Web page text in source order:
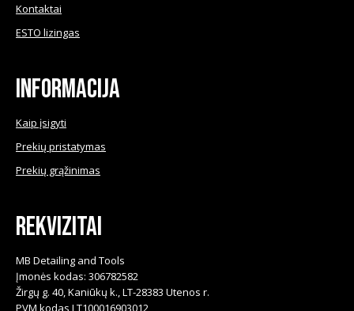
Kontaktai
ESTO lizingas
Informacija
Kaip įsigyti
Prekių pristatymas
Prekių grąžinimas
Rekvizitai
MB Detailing and Tools
Įmonės kodas: 306782582
Žirgų g. 40, Kaniūkų k., LT-28383 Utenos r.
PVM kodas LT100016903012